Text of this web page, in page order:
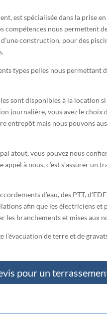
est spécialisée dans la prise
compétences nous permettent
construction, pour des
types pelles nous permettant
sont disponibles à la location si
journalière, vous avez le choix
entrepôt mais nous pouvons
atout, vous pouvez nous
à nous, c’est s’assurer un
d’eau, des PTT,
afin que les électriciens et
les branchements et mises aux
l’évacuation de terre et de
pour un